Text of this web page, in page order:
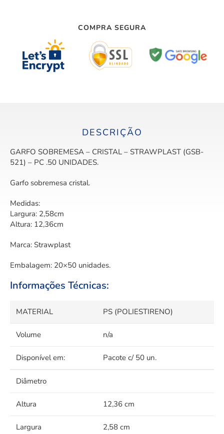
COMPRA SEGURA
DESCRIÇÃO
GARFO SOBREMESA – CRISTAL – STRAWPLAST (GSB-
521) – PC .50 UNIDADES.
Garfo sobremesa cristal.
Medidas:
Largura: 2,58cm
Altura: 12,36cm
Marca: Strawplast
Embalagem: 20×50 unidades.
Informações Técnicas:
MATERIAL PS (POLIESTIRENO)
Volume n/a
Disponível em: Pacote c/ 50 un.
Diâmetro
Altura 12,36 cm
Largura 2,58 cm